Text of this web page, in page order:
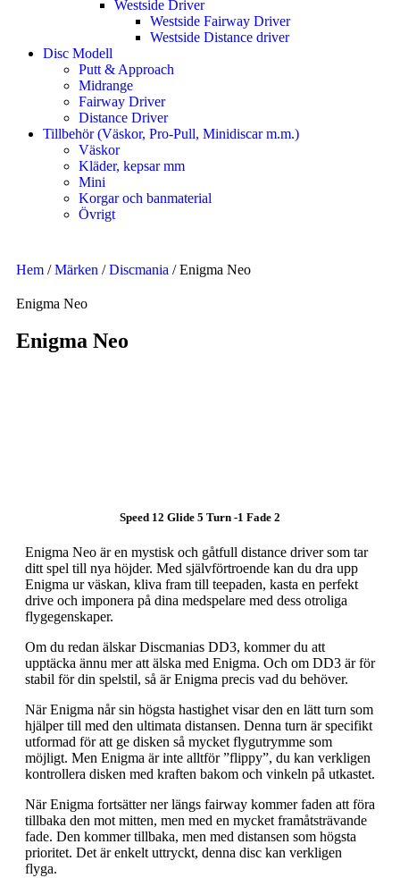
Westside Driver
Westside Fairway Driver
Westside Distance driver
Disc Modell
Putt & Approach
Midrange
Fairway Driver
Distance Driver
Tillbehör (Väskor, Pro-Pull, Minidiscar m.m.)
Väskor
Kläder, kepsar mm
Mini
Korgar och banmaterial
Övrigt
Hem /Märken /Discmania / Enigma Neo
Enigma Neo
Enigma Neo
Speed 12 Glide 5 Turn -1 Fade 2
Enigma Neo är en mystisk och gåtfull distance driver som tar
ditt spel till nya höjder. Med självförtroende kan du dra upp
Enigma ur väskan, kliva fram till teepaden, kasta en perfekt
drive och imponera på dina medspelare med dess otroliga
flygegenskaper.
Om du redan älskar Discmanias DD3, kommer du att
upptäcka ännu mer att älska med Enigma. Och om DD3 är för
stabil för din spelstil, så är Enigma precis vad du behöver.
När Enigma når sin högsta hastighet visar den en lätt turn som
hjälper till med den ultimata distansen. Denna turn är specifikt
utformad för att ge disken så mycket flygutrymme som
möjligt. Men Enigma är inte alltför ”flippy”, du kan verkligen
kontrollera disken med kraften bakom och vinkeln på utkastet.
När Enigma fortsätter ner längs fairway kommer faden att föra
tillbaka den mot mitten, men med en mycket framåtsträvande
fade. Den kommer tillbaka, men med distansen som högsta
prioritet. Det är enkelt uttryckt, denna disc kan verkligen
flyga.